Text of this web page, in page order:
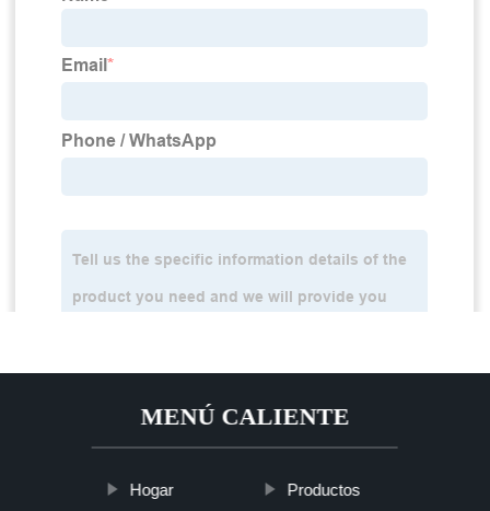
MENÚ CALIENTE
Hogar Productos